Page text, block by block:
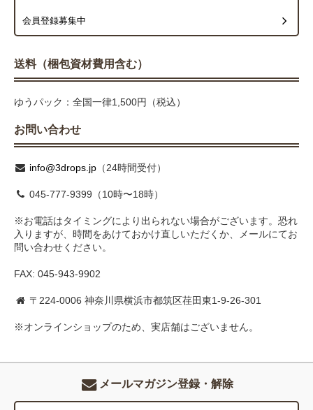
会員登録募集中
送料（梱包資材費用含む）
ゆうパック：全国一律1,500円（税込）
お問い合わせ
info@3drops.jp （24時間受付）
045-777-9399（10時〜18時）
※お電話はタイミングにより出られない場合がございます。恐れ
入りますが、時間をあけておかけ直しいただくか、メールにてお
問い合わせください。
FAX: 045-943-9902
〒224-0006 神奈川県横浜市都筑区荏田東1-9-26-301
※オンラインショップのため、実店舗はございません。
メールマガジン登録・解除